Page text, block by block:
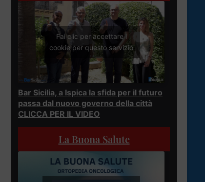
Fai clic per accettare i
cookie per questo servizio
Bar Sicilia, a Ispica la sfida per il futuro
passa dal nuovo governo della città
CLICCA PER IL VIDEO
La Buona Salute